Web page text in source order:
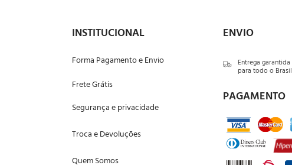
INSTITUCIONAL
Forma Pagamento e Envio
Frete Grátis
Segurança e privacidade
Troca e Devoluções
Quem Somos
ENVIO
Entrega garantida
para todo o Brasil
PAGAMENTO